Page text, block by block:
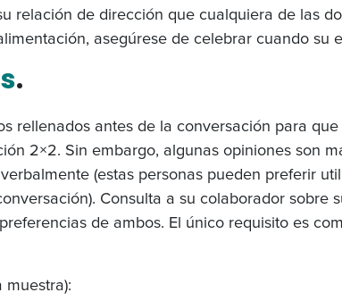
relación de dirección que cualquiera de las
asegúrese de celebrar cuando su
.
rellenados antes de la conversación para
2×2. Sin embargo, algunas opiniones son
(estas personas pueden preferir
Consulta a su colaborador sobre
de ambos. El único requisito es